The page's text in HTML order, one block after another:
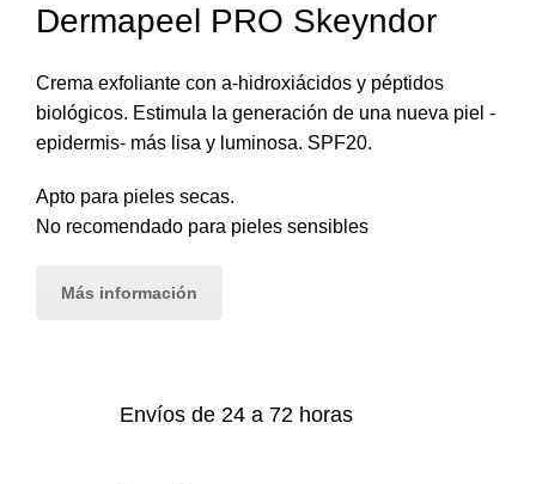
Dermapeel PRO Skeyndor
Crema exfoliante con a-hidroxiácidos y péptidos
biológicos. Estimula la generación de una nueva piel -
epidermis- más lisa y luminosa. SPF20.
Apto para pieles secas.
No recomendado para pieles sensibles
Más información
Envíos de 24 a 72 horas